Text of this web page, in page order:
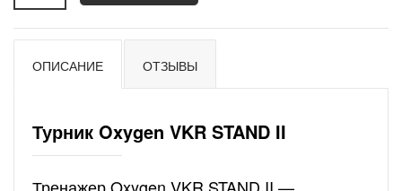
ОПИСАНИЕ ОТЗЫВЫ
Турник Oxygen VKR STAND II